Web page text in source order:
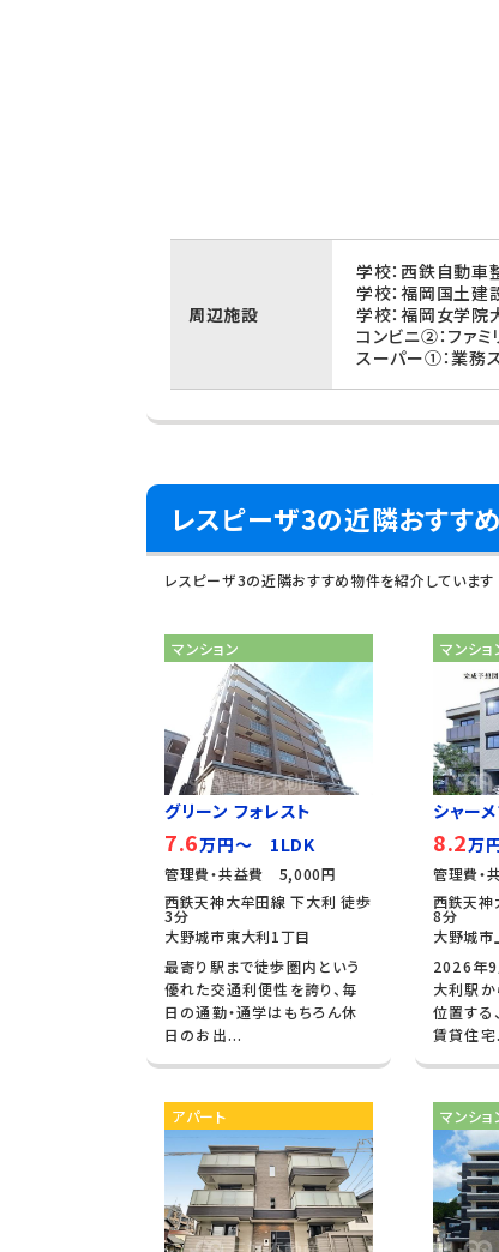
周辺施設
学校：西鉄自動
学校：福岡国土
学校：福岡女学
コンビニ②：ファ
スーパー①：業
レスピーザ3の近隣おすす
レスピーザ3の近隣おすすめ物件を紹介しています
マンション
グリーン フォレスト
7.6万円～ 1LDK
管理費・共益費 5,000円
西鉄天神大牟田線 下大利 徒歩
3分
大野城市東大利1丁目
最寄り駅まで徒歩圏内という
優れた交通利便性を誇り、毎
日の通勤・通学はもちろん休
日のお出...
マンショ
シャー
8.2万
管理費
西鉄天神
8分
大野城市
2026年9
大利駅
位置する
賃貸住宅
アパート マンショ